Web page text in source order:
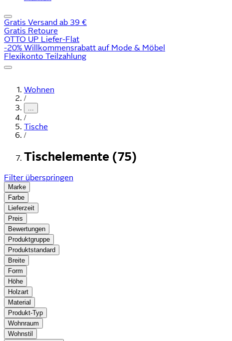
Gratis Versand ab 39 €
Gratis Retoure
OTTO UP Liefer-Flat
-20% Willkommensrabatt auf Mode & Möbel
Flexikonto Teilzahlung
Wohnen
/
...
/
Tische
/
Tischelemente (75)
Filter überspringen
Marke
Farbe
Lieferzeit
Preis
Bewertungen
Produktgruppe
Produktstandard
Breite
Form
Höhe
Holzart
Material
Produkt-Typ
Wohnraum
Wohnstil